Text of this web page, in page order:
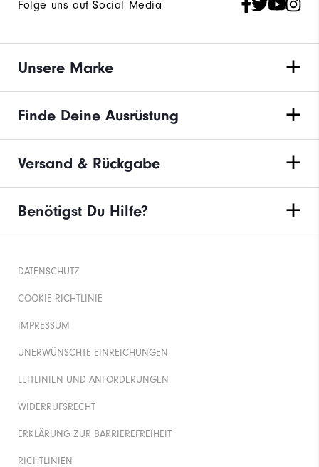
Folge uns auf Social Media
Unsere Marke
Finde Deine Ausrüstung
Versand & Rückgabe
Benötigst Du Hilfe?
DATENSCHUTZ
COOKIE-RICHTLINIE
IMPRESSUM
UNERWÜNSCHTE EINREICHUNGEN
LEITLINIEN UND ANFORDERUNGEN
WIDERRUFSRECHT
ERKLÄRUNG ZUR BARRIEREFREIHEIT
RICHTLINIEN